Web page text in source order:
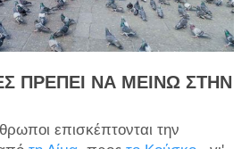
ΠΡΈΠΕΙ ΝΑ ΜΕΊΝΩ ΣΤΗΝ
επισκέπτονται την